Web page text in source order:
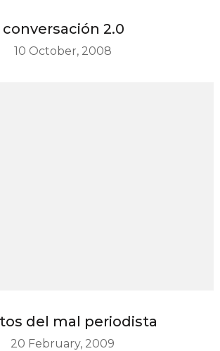
2.0
10 October, 2008
del mal periodista
20 February, 2009